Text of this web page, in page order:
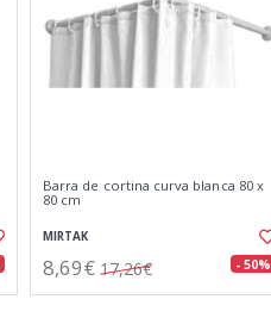
Barra de cortina curva blanca 80 x
80 cm
MIRTAK
8,69€ 17,26€ - 50%